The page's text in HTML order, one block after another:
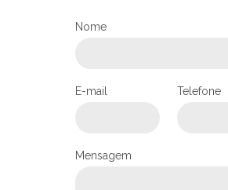
Primeiro Acampamento de
PASTORAIS E MOVIMENTOS
Nome
E-mail Telefone
Mensagem